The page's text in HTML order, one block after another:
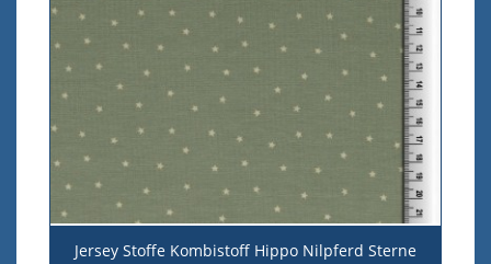
Jersey Stoffe Kombistoff Hippo Nilpferd Sterne